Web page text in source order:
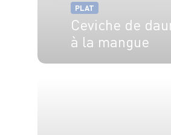
PLAT
Ceviche de
à la mangue